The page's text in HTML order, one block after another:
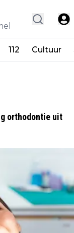
112 Cultuur
orthodontie uit